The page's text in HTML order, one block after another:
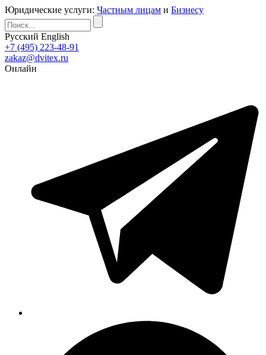
Юридические услуги: Частным лицам и Бизнесу
Русский English
+7 (495) 223-48-91
zakaz@dvitex.ru
Онлайн